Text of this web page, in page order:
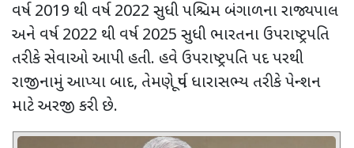
વર્ષ 2019 થી વર્ષ 2022 સુધી પશ્ચિમ બંગાળના રાજ્યપાલ
અને વર્ષ 2022 થી વર્ષ 2025 સુધી ભારતના ઉપરાષ્ટ્રપતિ
તરીકે સેવાઓ આપી હતી. હવે ઉપરાષ્ટ્રપતિ પદ પરથી
રાજીનામું આપ્યા બાદ, તેમણે પૂર્વ ધારાસભ્ય તરીકે પેન્શન
માટે અરજી કરી છે.